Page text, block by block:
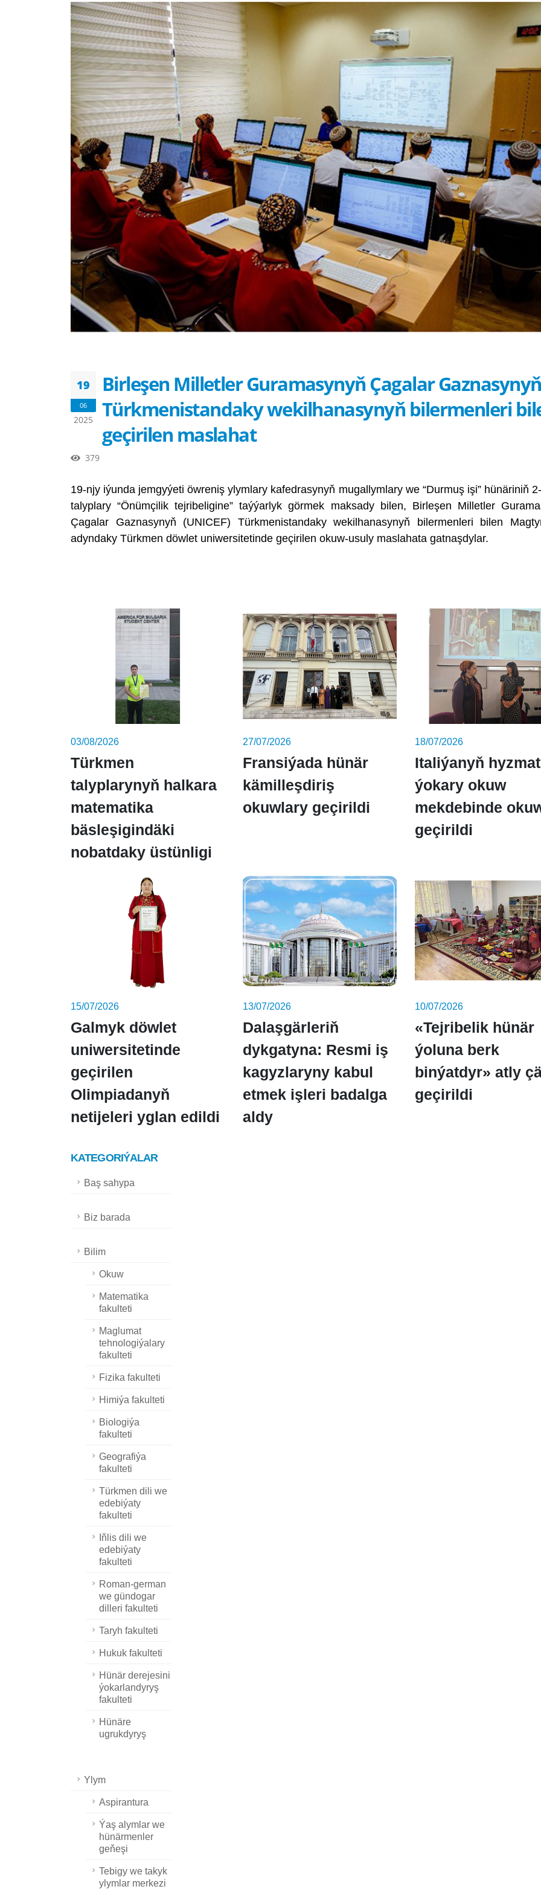
19
06
2025
Birleşen Milletler Guramasynyň Çagalar Gaznasynyň
Türkmenistandaky wekilhanasynyň bilermenleri
geçirilen maslahat
379
19-njy iýunda jemgyýeti öwreniş ylymlary kafedrasynyň mugallymlary we “Durmuş işi” hünäriniň
talyplary “Önümçilik tejribeligine” taýýarlyk görmek maksady bilen, Birleşen Milletler
Çagalar Gaznasynyň (UNICEF) Türkmenistandaky wekilhanasynyň bilermenleri bilen
adyndaky Türkmen döwlet uniwersitetinde geçirilen okuw-usuly maslahata gatnaşdylar.
03/08/2026
Türkmen
talyplarynyň halkara
matematika
bäsleşigindäki
nobatdaky üstünligi
27/07/2026
Fransiýada hünär
kämilleşdiriş
okuwlary geçirildi
18/07/2026
Italiýanyň
ýokary okuw
mekdebinde
geçirildi
15/07/2026
Galmyk döwlet
uniwersitetinde
geçirilen
Olimpiadanyň
netijeleri yglan edildi
13/07/2026
Dalaşgärleriň
dykgatyna: Resmi iş
kagyzlaryny kabul
etmek işleri badalga
aldy
10/07/2026
«Tejribelik hünär
ýoluna berk
binýatdyr» atly
geçirildi
KATEGORIÝALAR
Baş sahypa
Biz barada
Bilim
Okuw
Matematika
fakulteti
Maglumat
tehnologiýalary
fakulteti
Fizika fakulteti
Himiýa fakulteti
Biologiýa
fakulteti
Geografiýa
fakulteti
Türkmen dili we
edebiýaty
fakulteti
Iňlis dili we
edebiýaty
fakulteti
Roman-german
we gündogar
dilleri fakulteti
Taryh fakulteti
Hukuk fakulteti
Hünär derejesini
ýokarlandyryş
fakulteti
Hünäre
ugrukdyryş
Ylym
Aspirantura
Ýaş alymlar we
hünärmenler
geňeşi
Tebigy we takyk
ylymlar merkezi